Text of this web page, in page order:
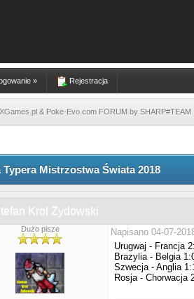
» Rejestracja
& Poke-Evo.com FORUM by SHARP#TEAM
Typera Mistrzostwa Świata 2018
Krol Zydowski
Dużo pisze
Napisano 04-07-
Urugwaj - Francja
Brazylia - Belgia
Szwecja - Anglia
Rosja - Chorwacja